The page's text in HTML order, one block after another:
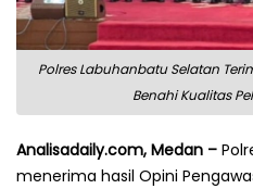
Polres Labuhanbatu Selatan
Benahi Kualitas
Analisadaily.com, Medan –
menerima hasil Opini